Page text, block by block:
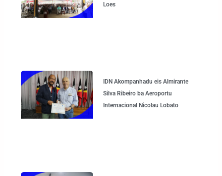
Loes
IDN Akompanhadu eis Almirante
Silva Ribeiro ba Aeroportu
Internacional Nicolau Lobato